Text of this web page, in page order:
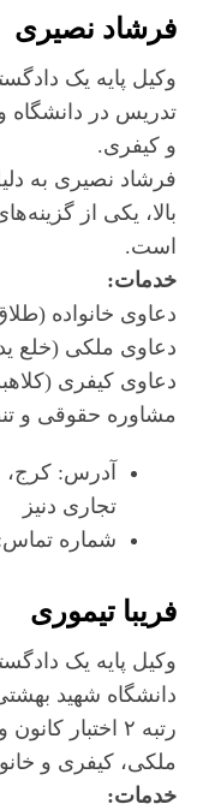
فرشاد نصیری
تدریس در دانشگاه
و کیفری.
فرشاد نصیری به
بالا، یکی از
است.
خدمات:
دعاوی خانواده
دعاوی ملکی (خلع
دعاوی کیفری
مشاوره حقوقی و
آدرس: کرج،
تجاری دنیز
شماره تماس:
فریبا تیموری
وکیل پایه یک
دانشگاه شهید
رتبه ۲ اختبار
ملکی، کیفری و
خدمات: